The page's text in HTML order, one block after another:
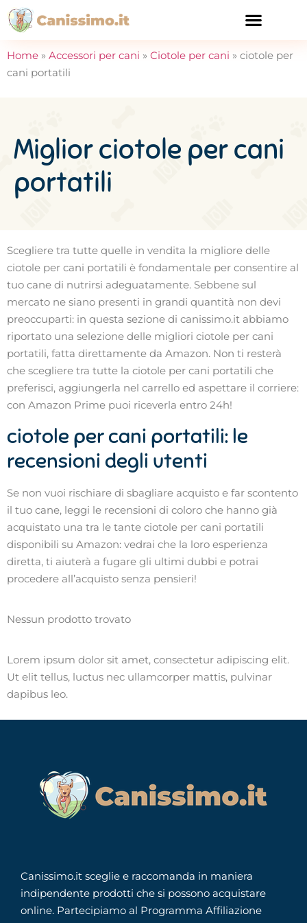
Home » Accessori per cani » Ciotole per cani » ciotole per
cani portatili
Miglior ciotole per cani
portatili
Scegliere tra tutte quelle in vendita la migliore delle
ciotole per cani portatili è fondamentale per consentire al
tuo cane di nutrirsi adeguatamente. Sebbene sul
mercato ne siano presenti in grandi quantità non devi
preoccuparti: in questa sezione di canissimo.it abbiamo
riportato una selezione delle migliori ciotole per cani
portatili, fatta direttamente da Amazon. Non ti resterà
che scegliere tra tutte la ciotole per cani portatili che
preferisci, aggiungerla nel carrello ed aspettare il corriere:
con Amazon Prime puoi riceverla entro 24h!
ciotole per cani portatili: le
recensioni degli utenti
Se non vuoi rischiare di sbagliare acquisto e far scontento
il tuo cane, leggi le recensioni di coloro che hanno già
acquistato una tra le tante ciotole per cani portatili
disponibili su Amazon: vedrai che la loro esperienza
diretta, ti aiuterà a fugare gli ultimi dubbi e potrai
procedere all’acquisto senza pensieri!
Nessun prodotto trovato
Lorem ipsum dolor sit amet, consectetur adipiscing elit.
Ut elit tellus, luctus nec ullamcorper mattis, pulvinar
dapibus leo.
Canissimo.it sceglie e raccomanda in maniera
indipendente prodotti che si possono acquistare
online. Partecipiamo al Programma Affiliazione